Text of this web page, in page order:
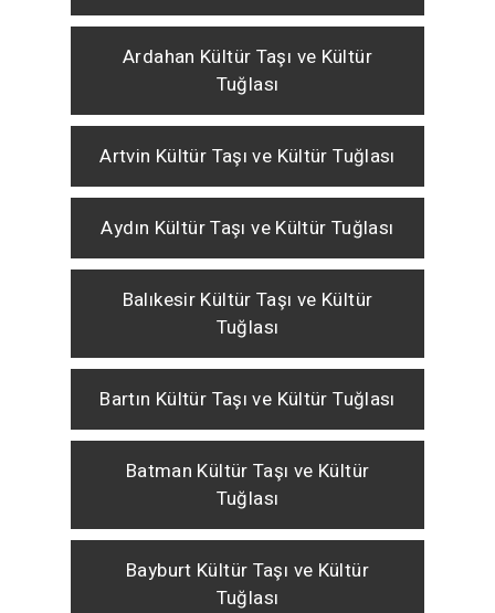
Ardahan Kültür Taşı ve Kültür
Tuğlası
Artvin Kültür Taşı ve Kültür Tuğlası
Aydın Kültür Taşı ve Kültür Tuğlası
Balıkesir Kültür Taşı ve Kültür
Tuğlası
Bartın Kültür Taşı ve Kültür Tuğlası
Batman Kültür Taşı ve Kültür
Tuğlası
Bayburt Kültür Taşı ve Kültür
Tuğlası